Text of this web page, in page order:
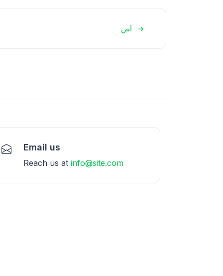
آض
Email us
Reach us at info@site.com